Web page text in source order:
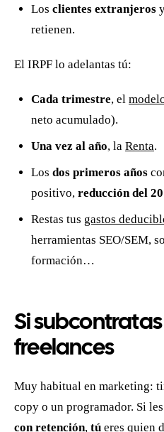
Los clientes extranjeros
retienen.
El IRPF lo adelantas tú:
Cada trimestre, el
neto acumulado).
Una vez al año, la Renta.
Los dos primeros años
positivo, reducción del
Restas tus gastos
herramientas SEO/SEM,
formación…
Si
freelances
Muy habitual en marketing:
copy o un programador. Si
con retención, tú eres quien